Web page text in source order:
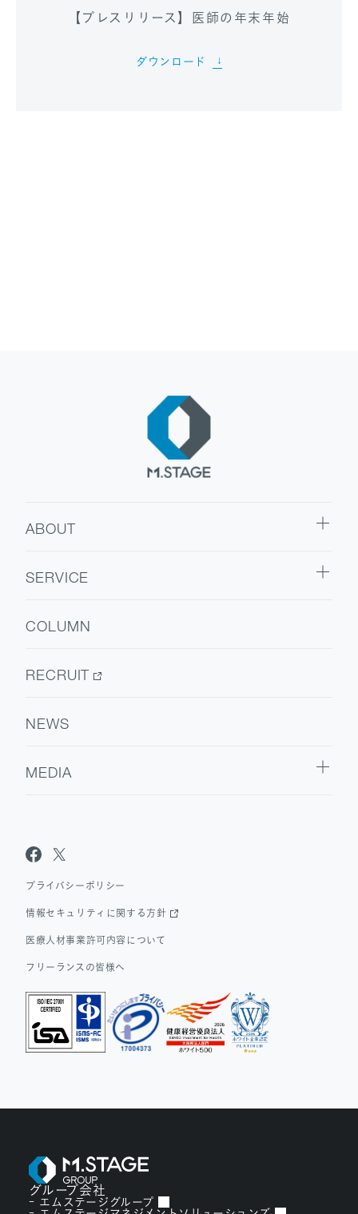
【プレスリリース】医師の年末年始
ダウンロード
ABOUT
会社情報
SERVICE
医療人材
COLUMN
RECRUIT
NEWS
MEDIA
Dr.アルなび
プライバシーポリシー
情報セキュリティに関する方針
医療人材事業許可内容について
フリーランスの皆様へ
グループ会社
エムステージグループ